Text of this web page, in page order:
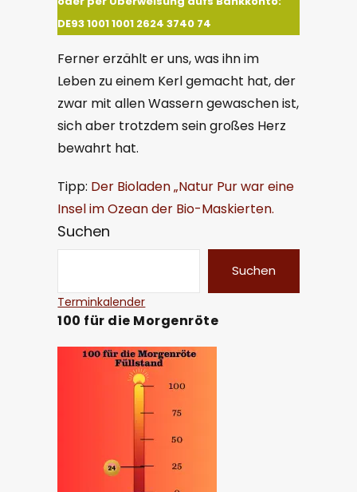
DE93 1001 1001 2624 3740 74
Ferner erzählt er uns, was ihn im
Leben zu einem Kerl gemacht hat, der
zwar mit allen Wassern gewaschen ist,
sich aber trotzdem sein großes Herz
bewahrt hat.
Tipp: Der Bioladen „Natur Pur war eine
Insel im Ozean der Bio-Maskierten.
Suchen
Suchen
Terminkalender
100 für die Morgenröte